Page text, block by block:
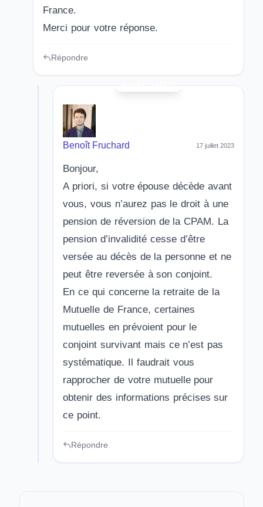
France.
Merci pour votre réponse.
Répondre
Benoît Fruchard 17 juillet 2023
Bonjour,
A priori, si votre épouse décède avant
vous, vous n’aurez pas le droit à une
pension de réversion de la CPAM. La
pension d’invalidité cesse d’être
versée au décès de la personne et ne
peut être reversée à son conjoint.
En ce qui concerne la retraite de la
Mutuelle de France, certaines
mutuelles en prévoient pour le
conjoint survivant mais ce n’est pas
systématique. Il faudrait vous
rapprocher de votre mutuelle pour
obtenir des informations précises sur
ce point.
Répondre